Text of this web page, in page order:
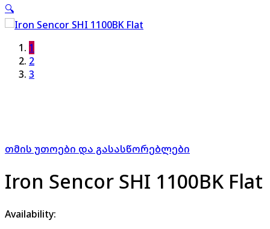
🔍
1
2
3
თმის უთოები და გასასწორებლები
Iron Sencor SHI 1100BK Flat
Availability: